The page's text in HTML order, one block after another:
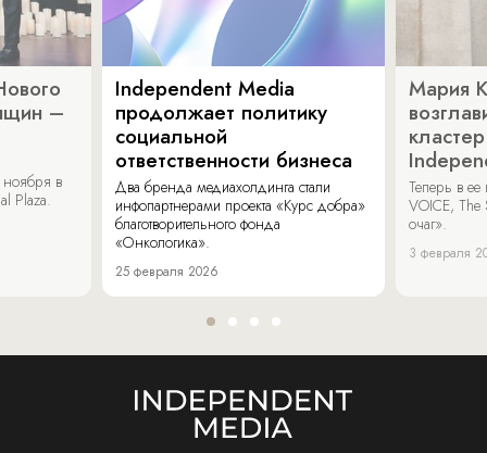
–
ноября в
Plaza.
Independent Media
продолжает политику
социальной
ответственности бизнеса
Два бренда медиахолдинга стали
инфопартнерами проекта «Курс добра»
благотворительного фонда
«Онкологика».
25 февраля 2026
Мария
Теперь в
VOICE,
очаг».
3 февраля